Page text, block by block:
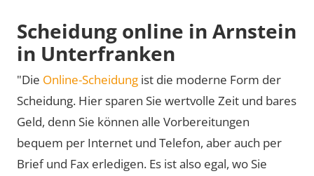
Scheidung online in Arnstein
in Unterfranken
"Die Online-Scheidung ist die moderne Form der
Scheidung. Hier sparen Sie wertvolle Zeit und bares
Geld, denn Sie können alle Vorbereitungen
bequem per Internet und Telefon, aber auch per
Brief und Fax erledigen. Es ist also egal, wo Sie